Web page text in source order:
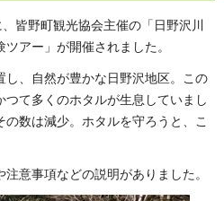
皆野町観光協会主催の「日野沢川
アー」が開催されました。
、自然が豊かな日野沢地区。この
て多くのホタルが生息していまし
数は減少。ホタルを守ろうと、こ
意事項などの説明がありました。